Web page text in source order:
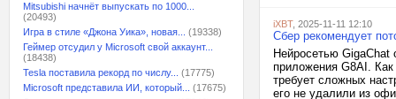
Mitsubishi начнёт выпускать по 1000...
(20493)
Игра в стиле «Джона Уика», новая...
(19338)
Геймер отсудил у Microsoft свой аккаунт...
(18438)
Tesla поставила рекорд по числу...
(17775)
Microsoft представила ИИ, который...
(17675)
iXBT, 2025-11-11 12:10
Сбер рекомендует
Нейросетью GigaChat
приложения G8AI. Как
требует сложных
его не удалили из